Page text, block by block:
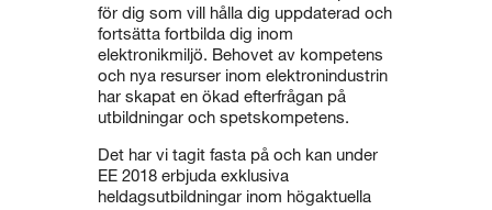
för dig som vill hålla dig uppdaterad och
fortsätta fortbilda dig inom
elektronikmiljö. Behovet av kompetens
och nya resurser inom elektronindustrin
har skapat en ökad efterfrågan på
utbildningar och spetskompetens.
Det har vi tagit fasta på och kan under
EE 2018 erbjuda exklusiva
heldagsutbildningar inom högaktuella